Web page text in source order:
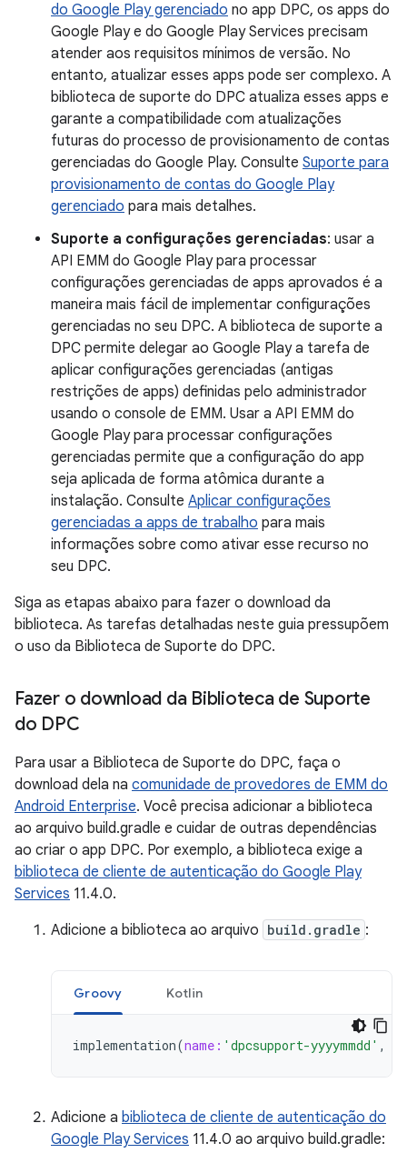
do Google Play gerenciado no app DPC, os apps do
Google Play e do Google Play Services precisam
atender aos requisitos mínimos de versão. No
entanto, atualizar esses apps pode ser complexo. A
biblioteca de suporte do DPC atualiza esses apps e
garante a compatibilidade com atualizações
futuras do processo de provisionamento de contas
gerenciadas do Google Play. Consulte Suporte para
provisionamento de contas do Google Play
gerenciado para mais detalhes.
Suporte a configurações gerenciadas: usar a
API EMM do Google Play para processar
configurações gerenciadas de apps aprovados é a
maneira mais fácil de implementar configurações
gerenciadas no seu DPC. A biblioteca de suporte a
DPC permite delegar ao Google Play a tarefa de
aplicar configurações gerenciadas (antigas
restrições de apps) definidas pelo administrador
usando o console de EMM. Usar a API EMM do
Google Play para processar configurações
gerenciadas permite que a configuração do app
seja aplicada de forma atômica durante a
instalação. Consulte Aplicar configurações
gerenciadas a apps de trabalho para mais
informações sobre como ativar esse recurso no
seu DPC.
Siga as etapas abaixo para fazer o download da
biblioteca. As tarefas detalhadas neste guia pressupõem
o uso da Biblioteca de Suporte do DPC.
Fazer o download da Biblioteca de Suporte
do DPC
Para usar a Biblioteca de Suporte do DPC, faça o
download dela na comunidade de provedores de EMM do
Android Enterprise. Você precisa adicionar a biblioteca
ao arquivo build.gradle e cuidar de outras dependências
ao criar o app DPC. Por exemplo, a biblioteca exige a
biblioteca de cliente de autenticação do Google Play
Services 11.4.0.
Adicione a biblioteca ao arquivo build.gradle :
Groovy Kotlin
implementation(name: 'dpcsupport-yyyymmdd' ,
Adicione a biblioteca de cliente de autenticação do
Google Play Services 11.4.0 ao arquivo build.gradle: